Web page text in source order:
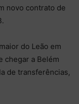
novo contrato de
do Leão em
chegar a Belém
de transferências,